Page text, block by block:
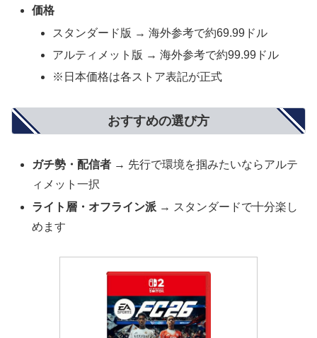
価格
スタンダード版 → 海外参考で約69.99ドル
アルティメット版 → 海外参考で約99.99ドル
※日本価格は各ストア表記が正式
おすすめの選び方
ガチ勢・配信者 → 先行で環境を掴みたいならアルテ
ィメット一択
ライト層・オフライン派 → スタンダードで十分楽し
めます